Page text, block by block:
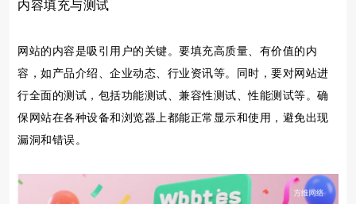
内容填充与测试
网站的内容是吸引用户的关键。要填充高质量、有价值的内
容，如产品介绍、企业动态、行业资讯等。同时，要对网站进
行全面的测试，包括功能测试、兼容性测试、性能测试等。确
保网站在各种设备和浏览器上都能正常显示和使用，避免出现
漏洞和错误。